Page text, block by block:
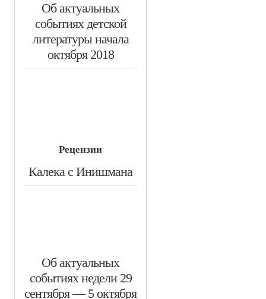
​Об актуальных
событиях детской
литературы начала
октября 2018
Рецензии
​Калека с Инишмана
​Об актуальных
событиях недели 29
сентября — 5 октября